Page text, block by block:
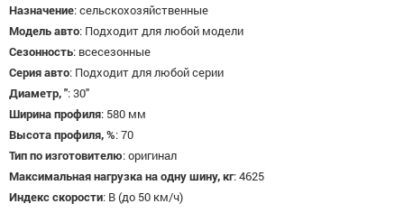
Назначение:сельскохозяйственные
Модель авто: Подходит для любой модели
Сезонность: всесезонные
Серия авто: Подходит для любой серии
Диаметр, ":30"
Ширина профиля: 580 мм
Высота профиля, %:70
Тип по изготовителю:оригинал
Максимальная нагрузка на одну шину, кг:4625
Индекс скорости: B (до 50 км/ч)